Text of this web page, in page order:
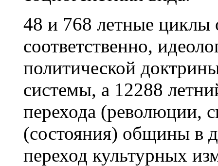
48 и 768 летные
соответственно,
политической
системы, а 12288
перехода (революции,
(состояния) общины в
переход культурных